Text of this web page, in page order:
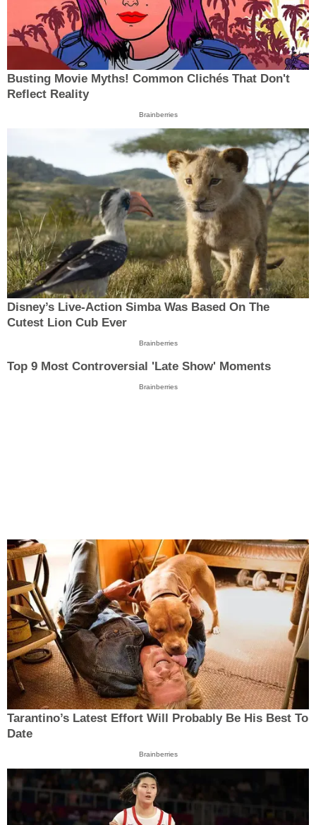
Busting Movie Myths! Common Clichés That Don't
Reflect Reality
Brainberries
Disney’s Live-Action Simba Was Based On The
Cutest Lion Cub Ever
Brainberries
Top 9 Most Controversial 'Late Show' Moments
Brainberries
Tarantino’s Latest Effort Will Probably Be His Best To
Date
Brainberries